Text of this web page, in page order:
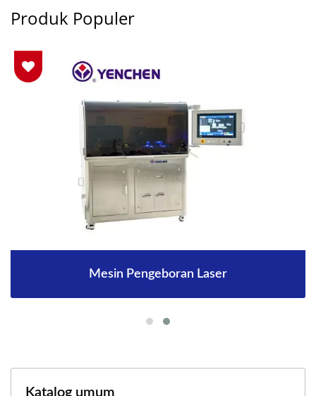
Produk Populer
Mesin Pengeboran Laser
Katalog umum